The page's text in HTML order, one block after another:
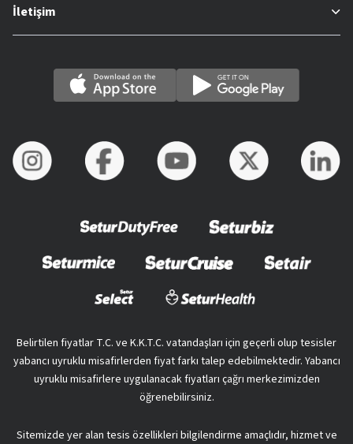
İletişim
Belirtilen fiyatlar T.C. ve K.K.T.C. vatandaşları için geçerli olup tesisler
yabancı uyruklu misafirlerden fiyat farkı talep edebilmektedir. Yabancı
uyruklu misafirlere uygulanacak fiyatları çağrı merkezimizden
öğrenebilirsiniz.
Sitemizde yer alan tesis özellikleri bilgilendirme amaçlıdır, hizmet ve